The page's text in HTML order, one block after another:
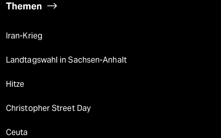
Themen
Iran-Krieg
Landtagswahl in Sachsen-Anhalt
Hitze
Christopher Street Day
Ceuta